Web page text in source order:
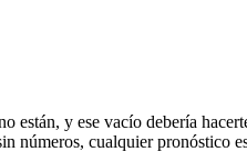
y ese vacío debería
cualquier pronóstico